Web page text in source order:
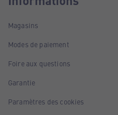
Magasins
Modes de paiement
Foire aux questions
Garantie
Paramètres des cookies